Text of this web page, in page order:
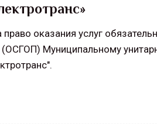
оказания услуг
(ОСГОП) Муниципальному